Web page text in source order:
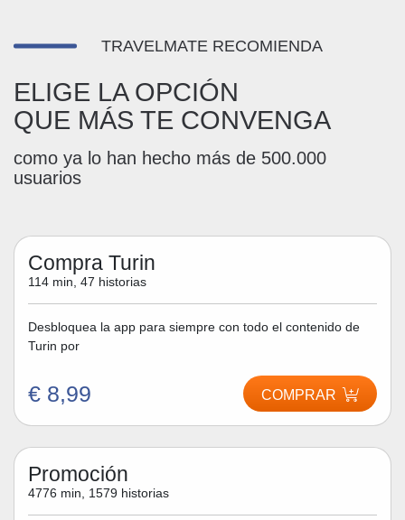
TRAVELMATE RECOMIENDA
ELIGE LA OPCIÓN
QUE MÁS TE CONVENGA
como ya lo han hecho más de 500.000
usuarios
Compra Turin
114 min, 47 historias
Desbloquea la app para siempre con todo el contenido de
Turin por
€ 8,99 COMPRAR
Promoción
4776 min, 1579 historias